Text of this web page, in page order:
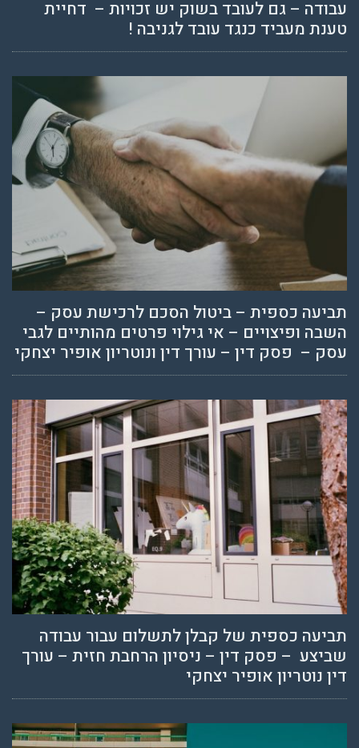
עבודה – גם לעובד בשוק יש זכויות – דחיית
טענת מעביד כנגד עובד לגניבה !
תביעה כספית – ביטול הסכם לרכישת עסק –
השבה ופיצויים – אי גילוי פרטים מהותיים לגבי
עסק – פסק דין – עורך דין ונוטריון אופיר יצחקי
תביעה כספית של קבלן לתשלום עבור עבודה
שביצע – פסק דין – ניסיון הרחבת חזית – עורך
דין נוטריון אופיר יצחקי